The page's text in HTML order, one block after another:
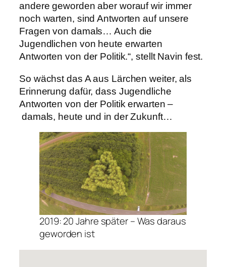
andere geworden aber worauf wir immer
noch warten, sind Antworten auf unsere
Fragen von damals… Auch die
Jugendlichen von heute erwarten
Antworten von der Politik.“, stellt Navin fest.
So wächst das A aus Lärchen weiter, als
Erinnerung dafür, dass Jugendliche
Antworten von der Politik erwarten –
damals, heute und in der Zukunft…
2019: 20 Jahre später – Was daraus
geworden ist